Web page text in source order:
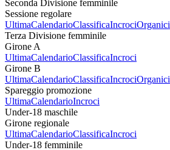
Seconda Divisione femminile
Sessione regolare
UltimaCalendarioClassificaIncrociOrganici
Terza Divisione femminile
Girone A
UltimaCalendarioClassificaIncroci
Girone B
UltimaCalendarioClassificaIncrociOrganici
Spareggio promozione
UltimaCalendarioIncroci
Under-18 maschile
Girone regionale
UltimaCalendarioClassificaIncroci
Under-18 femminile